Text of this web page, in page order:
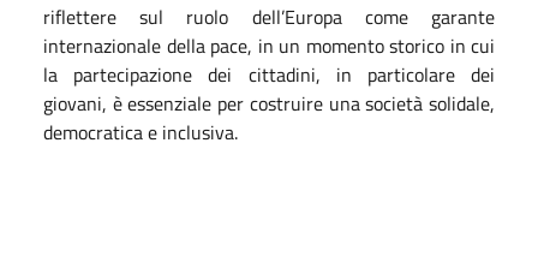
riflettere sul ruolo dell’Europa come garante
internazionale della pace, in un momento storico in cui
la partecipazione dei cittadini, in particolare dei
giovani, è essenziale per costruire una società solidale,
democratica e inclusiva.